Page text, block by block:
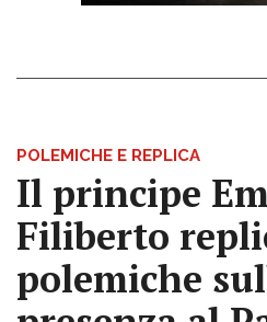
POLEMICHE E REPLICA
Il principe
Filiberto
polemiche